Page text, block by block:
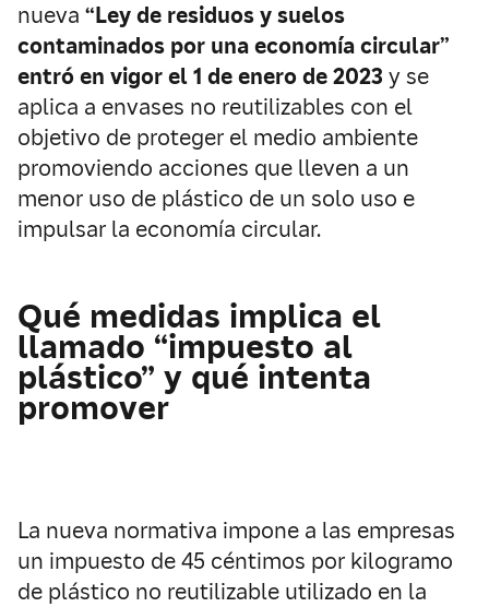
nueva “Ley de residuos y suelos
contaminados por una economía circular”
entró en vigor el 1 de enero de 2023 y se
aplica a envases no reutilizables con el
objetivo de proteger el medio ambiente
promoviendo acciones que lleven a un
menor uso de plástico de un solo uso e
impulsar la economía circular.
Qué medidas implica el
llamado “impuesto al
plástico” y qué intenta
promover
La nueva normativa impone a las empresas
un impuesto de 45 céntimos por kilogramo
de plástico no reutilizable utilizado en la